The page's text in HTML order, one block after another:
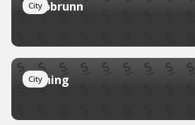
City
Ottobrunn
City
Gilching